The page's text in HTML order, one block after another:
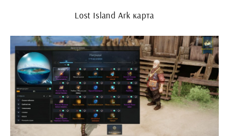
Lost Island Ark карта